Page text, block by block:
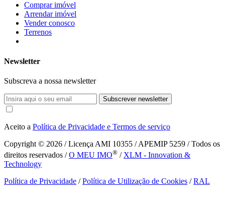
Comprar imóvel
Arrendar imóvel
Vender conosco
Terrenos
Newsletter
Subscreva a nossa newsletter
Subscrever newsletter
Aceito a Política de Privacidade e Termos de serviço
Copyright © 2026 / Licença AMI 10355 / APEMIP 5259 / Todos os
direitos reservados /O MEU IMO® / XLM - Innovation &
Technology
Política de Privacidade /Política de Utilização de Cookies /RAL